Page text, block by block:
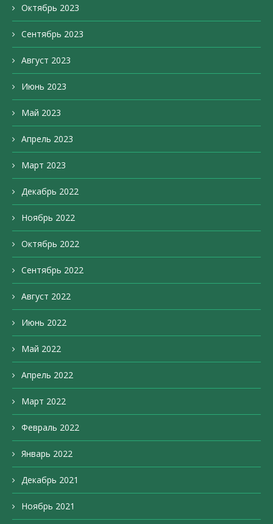
Октябрь 2023
Сентябрь 2023
Август 2023
Июнь 2023
Май 2023
Апрель 2023
Март 2023
Декабрь 2022
Ноябрь 2022
Октябрь 2022
Сентябрь 2022
Август 2022
Июнь 2022
Май 2022
Апрель 2022
Март 2022
Февраль 2022
Январь 2022
Декабрь 2021
Ноябрь 2021